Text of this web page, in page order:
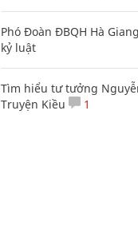
Phó Đoàn ĐBQH Hà
kỷ luật
Tìm hiểu tư tưởng
Truyện Kiều
1